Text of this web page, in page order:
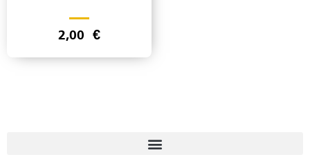
2,00 €